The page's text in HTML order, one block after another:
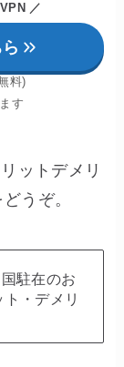
／
料)
す
ットデメリ
うぞ。
駐在のお
・デメリ